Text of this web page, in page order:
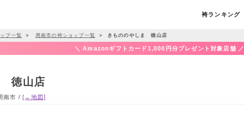
袴ランキング
プ一覧 ＞ 周南市の袴ショップ一覧 ＞ きもののやしま 徳山店
＼ Amazonギフトカード1,000円分プレゼント対象店舗 ／
徳山店
南市 / [→地図]